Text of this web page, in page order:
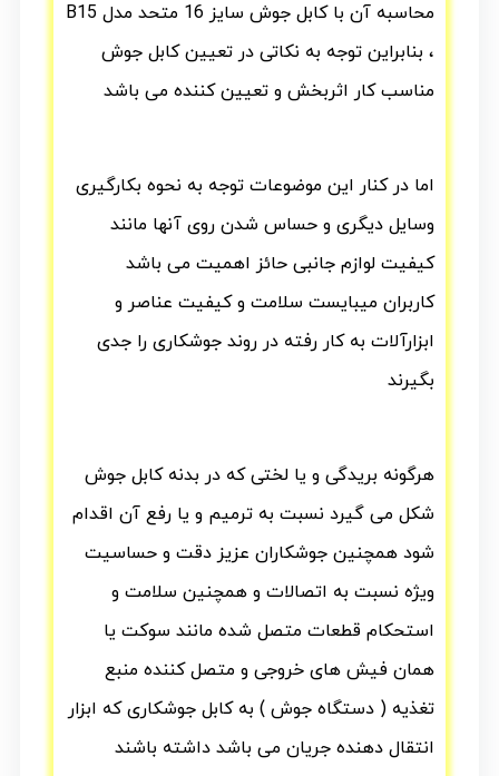
محاسبه آن با کابل جوش سایز 16 متحد مدل B15
، بنابراین توجه به نکاتی در تعیین کابل جوش
مناسب کار اثربخش و تعیین کننده می باشد
اما در کنار این موضوعات توجه به نحوه بکارگیری
وسایل دیگری و حساس شدن روی آنها مانند
کیفیت لوازم جانبی حائز اهمیت می باشد
کاربران میبایست سلامت و کیفیت عناصر و
ابزارآلات به کار رفته در روند جوشکاری را جدی
بگیرند
هرگونه بریدگی و یا لختی که در بدنه کابل جوش
شکل می گیرد نسبت به ترمیم و یا رفع آن اقدام
شود همچنین جوشکاران عزیز دقت و حساسیت
ویژه نسبت به اتصالات و همچنین سلامت و
استحکام قطعات متصل شده مانند سوکت یا
همان فیش های خروجی و متصل کننده منبع
تغذیه ( دستگاه جوش ) به کابل جوشکاری که ابزار
انتقال دهنده جریان می باشد داشته باشند